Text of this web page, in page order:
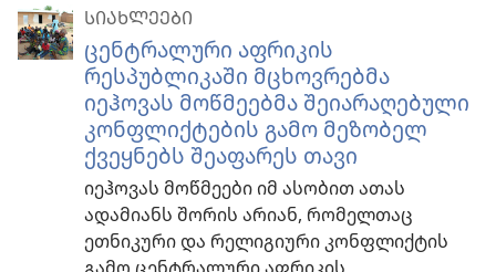
ᲡᲘᲐᲮᲚᲔᲔᲑᲘ
ცენტრალური აფრიკის
რესპუბლიკაში მცხოვრებმა
იეჰოვას მოწმეებმა შეიარაღებული
კონფლიქტების გამო მეზობელ
ქვეყნებს შეაფარეს თავი
იეჰოვას მოწმეები იმ ასობით ათას
ადამიანს შორის არიან, რომელთაც
ეთნიკური და რელიგიური კონფლიქტის